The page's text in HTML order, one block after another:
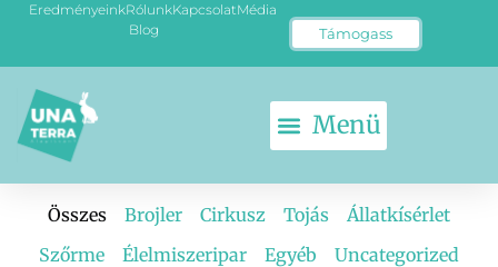
EredményeinkRólunkKapcsolatMédia
Blog
Támogass
Brojler Cirkusz Tojás
Állatkísérlet
Szőrme
Élelmiszeripar Egyéb Uncategorized
Összes